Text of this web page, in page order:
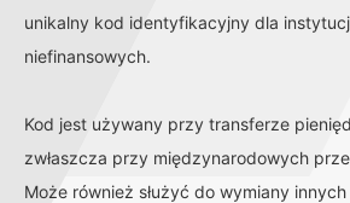
unikalny kod identyfikacyjny dla
niefinansowych.
Kod jest używany przy transferze
zwłaszcza przy międzynarodowych
Może również służyć do wymiany